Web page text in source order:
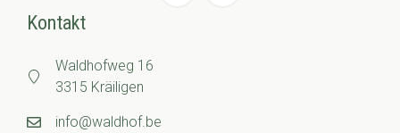
Kontakt
Waldhofweg 16
3315 Kräiligen
info@waldhof.be